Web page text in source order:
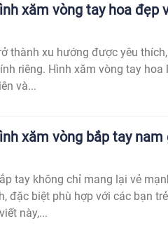
xăm vòng tay hoa đẹp
thành xu hướng được yêu
riêng. Hình xăm vòng tay
và...
xăm vòng bắp tay
tay không chỉ mang lại vẻ
đặc biệt phù hợp với các bạn
này,...